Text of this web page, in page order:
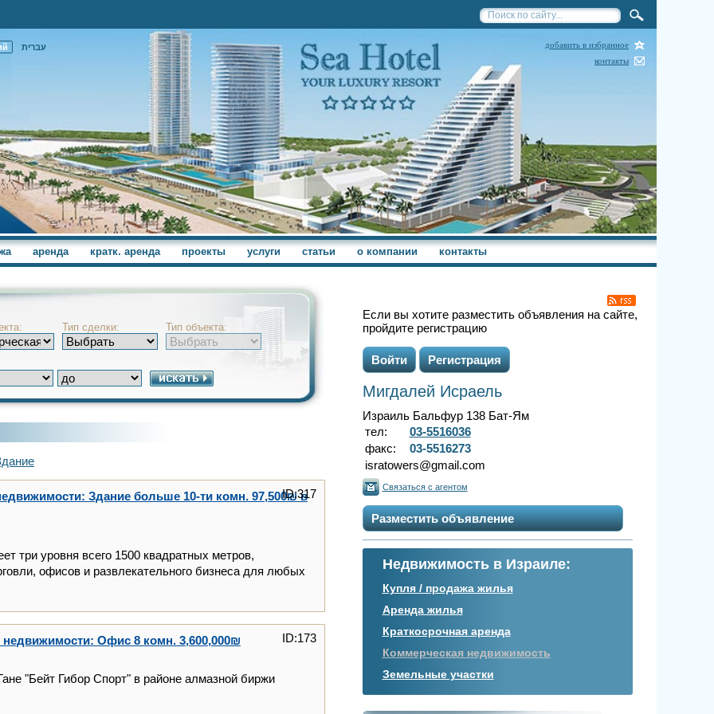
עברית
добавить в избранное
контакты
аренда кратк. аренда проекты услуги статьи о компании контакты
Тип сделки: Тип объекта:
Здание больше 10-ти комн. 97,500₪ в
три уровня всего 1500 квадратных метров,
офисов и развлекательного бизнеса для любых
ID:317
Офис 8 комн. 3,600,000₪
"Бейт Гибор Спорт" в районе алмазной биржи
ID:173
Если вы хотите разместить объявления на сайте,
пройдите регистрацию
Войти Регистрация
Мигдалей Исраель
Израиль Бальфур 138 Бат-Ям
тел:
03-5516036
факс:
03-5516273
isratowers@gmail.com
Связаться с агентом
Разместить объявление
Недвижимость в Израиле:
Купля / продажа жилья
Аренда жилья
Краткосрочная аренда
Коммерческая недвижимость
Земельные участки